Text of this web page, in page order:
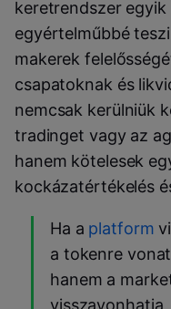
keretrendszer egyik
egyértelműbbé
makerek
csapatoknak és
nemcsak kerülniük
tradinget vagy az
hanem kötelesek
kockázatértékelés
Ha a platform
a tokenre
hanem a